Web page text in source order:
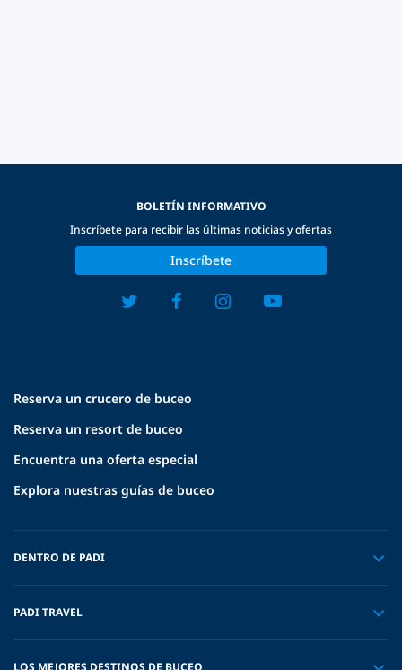
Reserva un crucero de buceo
Reserva un resort de buceo
Encuentra una oferta especial
Explora nuestras guías de buceo
DENTRO DE PADI
PADI TRAVEL
LOS MEJORES DESTINOS DE BUCEO
BOLETÍN INFORMATIVO
Inscríbete para recibir las últimas noticias y ofertas
Inscríbete